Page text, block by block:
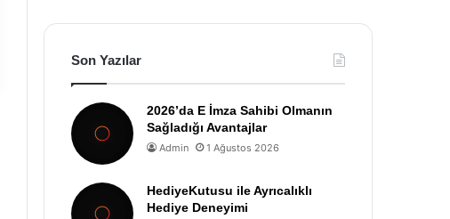
Son Yazılar
2026’da E İmza Sahibi Olmanın
Sağladığı Avantajlar
Admin 1 Ağustos 2026
HediyeKutusu ile Ayrıcalıklı
Hediye Deneyimi